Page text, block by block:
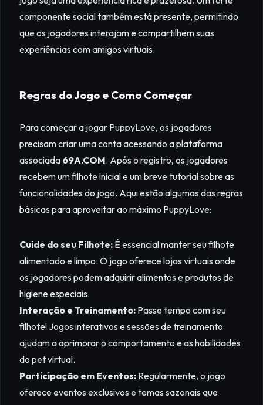
componente social também está presente, permitindo
que os jogadores interajam e compartilhem suas
experiências com amigos virtuais.
Regras do Jogo e Como Começar
Para começar a jogar PuppyLove, os jogadores
precisam criar uma conta acessando a plataforma
associada 69A.COM. Após o registro, os jogadores
recebem um filhote inicial e um breve tutorial sobre as
funcionalidades do jogo. Aqui estão algumas das regras
básicas para aproveitar ao máximo PuppyLove:
Cuide do seu Filhote: É essencial manter seu filhote
alimentado e limpo. O jogo oferece lojas virtuais onde
os jogadores podem adquirir alimentos e produtos de
higiene especiais.
Interação e Treinamento: Passe tempo com seu
filhote! Jogos interativos e sessões de treinamento
ajudam a aprimorar o comportamento e as habilidades
do pet virtual.
Participação em Eventos: Regularmente, o jogo
oferece eventos exclusivos e temas sazonais que